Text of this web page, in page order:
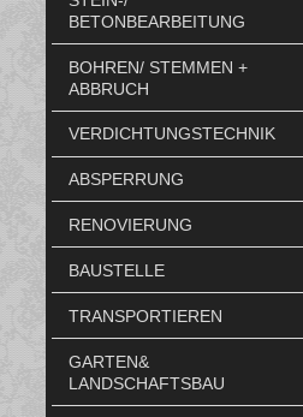
BETONBEARBEITUNG
BOHREN/ STEMMEN +
ABBRUCH
VERDICHTUNGSTECHNIK
ABSPERRUNG
RENOVIERUNG
BAUSTELLE
TRANSPORTIEREN
GARTEN&
LANDSCHAFTSBAU